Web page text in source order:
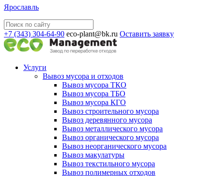
Ярославль
+7 (343) 304-64-90 eco-plant@bk.ru Оставить заявку
Услуги
Вывоз мусора и отходов
Вывоз мусора ТКО
Вывоз мусора ТБО
Вывоз мусора КГО
Вывоз строительного мусора
Вывоз деревянного мусора
Вывоз металлического мусора
Вывоз органического мусора
Вывоз неорганического мусора
Вывоз макулатуры
Вывоз текстильного мусора
Вывоз полимерных отходов